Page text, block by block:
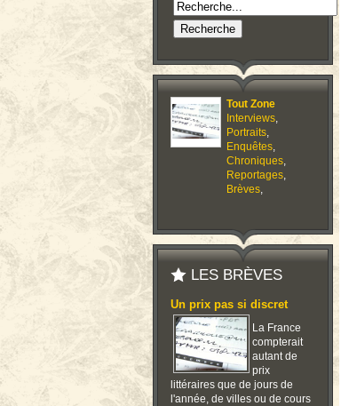
Tout Zone
Interviews,
Portraits,
Enquêtes,
Chroniques,
Reportages,
Brèves,
LES BRÈVES
Un prix pas si discret
La France
compterait
autant de
prix
littéraires que de jours de
l'année, de villes ou de cours